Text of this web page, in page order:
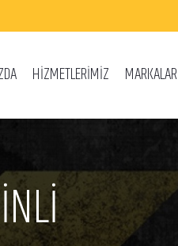
HİZMETLERİMİZ MARKALAR